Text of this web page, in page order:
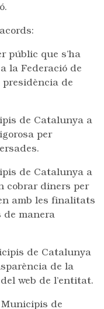
públic que s’ha
la Federació de
de
de Catalunya a
per
de Catalunya a
cobrar diners per
amb les finalitats
de manera
de Catalunya
de la
web de l’entitat.
de